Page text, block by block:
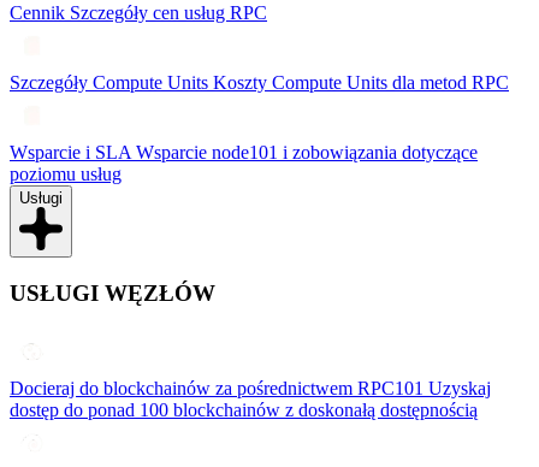
Cennik Szczegóły cen usług RPC
Szczegóły Compute Units Koszty Compute Units dla metod RPC
Wsparcie i SLA Wsparcie node101 i zobowiązania dotyczące
poziomu usług
Usługi
USŁUGI WĘZŁÓW
Docieraj do blockchainów za pośrednictwem RPC101 Uzyskaj
dostęp do ponad 100 blockchainów z doskonałą dostępnością